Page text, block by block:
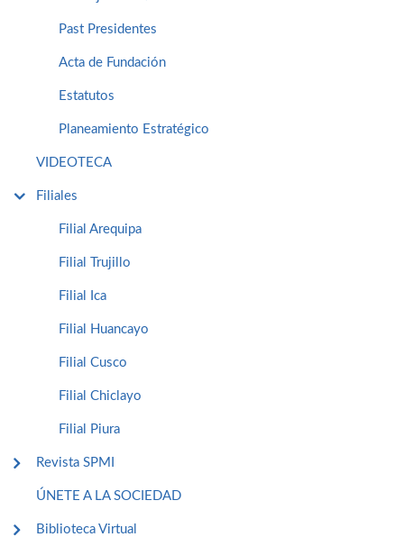
Past Presidentes
Acta de Fundación
Estatutos
Planeamiento Estratégico
VIDEOTECA
Filiales
Filial Arequipa
Filial Trujillo
Filial Ica
Filial Huancayo
Filial Cusco
Filial Chiclayo
Filial Piura
Revista SPMI
ÚNETE A LA SOCIEDAD
Biblioteca Virtual